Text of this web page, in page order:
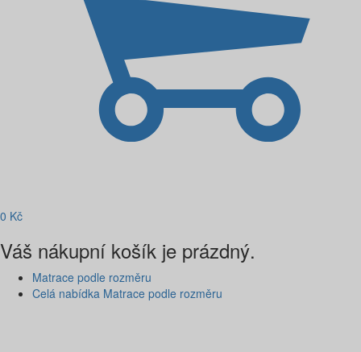
0 Kč
Váš nákupní košík je prázdný.
Matrace podle rozměru
Celá nabídka Matrace podle rozměru